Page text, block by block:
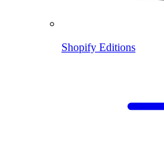
Shopify Editions